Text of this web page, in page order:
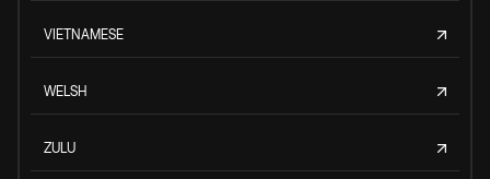
VIETNAMESE
WELSH
ZULU